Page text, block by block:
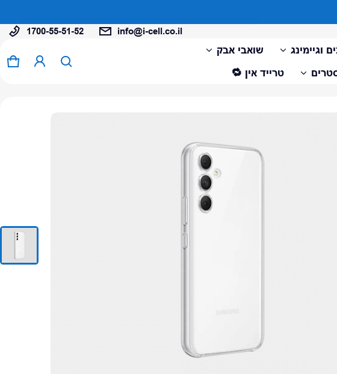
1700-55-51-52 info@i-cell.co.il
וגיימינג
שואבי אבק
טרייד אין 🔁
0 פריטים